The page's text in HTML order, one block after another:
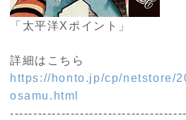
「太平洋Xポイント」
詳細はこちら
https://honto.jp/cp/netstore/
osamu.html